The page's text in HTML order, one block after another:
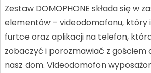
Zestaw DOMOPHONE składa się w
elementów – videodomofonu, który
furtce oraz aplikacji na telefon,
zobaczyć i porozmawiać z gościem
nasz dom. Videodomofon